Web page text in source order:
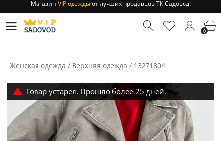
Отправление заказа 1-3 дняпо РФ и МСК!
Магазин
от лучших продавцов ТК Садовод!
Отправление заказа 1-3 дня 0
Женская одежда / Верхняя одежда / 13271804
Товар устарел. Прошло более 25 дней.